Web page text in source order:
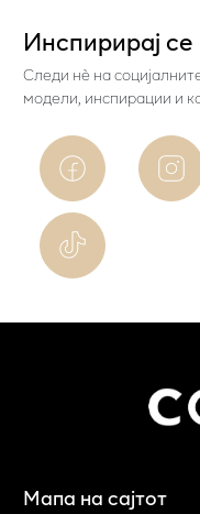
Инспирирај се
Следи нѐ на
модели, инспирации и
Мапа на сајтот